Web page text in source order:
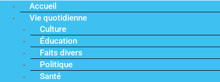
Accueil
Vie quotidienne
Culture
Éducation
Faits divers
Politique
Santé